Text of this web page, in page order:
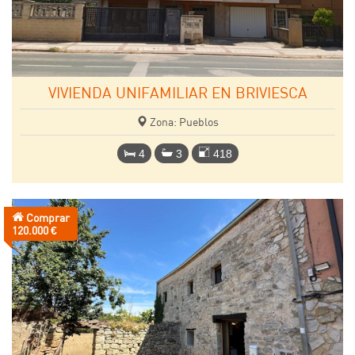
VIVIENDA UNIFAMILIAR EN BRIVIESCA
Zona: Pueblos
4 3 418
Comprar
Precio:
120.000 €